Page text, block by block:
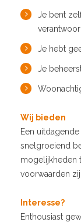
Je bent
Je hebt
Je
Wij bieden
Een
snelgroeiend
mogelijkheden
voorwaarden
Interesse?
Enthousiast